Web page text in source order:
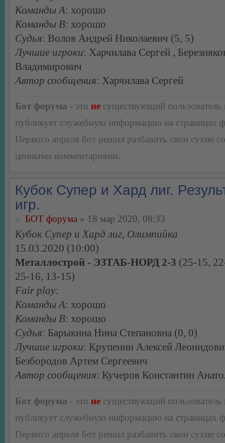
Команды А: хорошо
Команды В: хорошо
Судья: Волов Андрей Николаевич (5, 5)
Лучшие игроки: Харчилава Сергей ,
Владимирович
Автор сообщения: Харчилава Сергей
Бот форума - это не существующий пользователь
публикует служебную информацию на страницах
Первого апреля бот решил разбавить свои сухие
ценными комментариями.
Кубок Супер и Хард лиг.
игр.
БОТ форума » 18 мар 2020, 08:33
Кубок Супер и Хард лиг, Олимпийка
15.03.2020 (10:00)
Металлострой - ЭЗТАБ-НОРД 2-3 (25-15,
25-16, 13-15)
Fair play:
Команды А: хорошо
Команды В: хорошо
Судья: Барыкина Нина Степановна (0, 0)
Лучшие игроки: Крупенин Алексей
Безбородов Артем Сергеевич
Автор сообщения: Кучеров Константин
Бот форума - это не существующий пользователь
публикует служебную информацию на страницах
Первого апреля бот решил разбавить свои сухие